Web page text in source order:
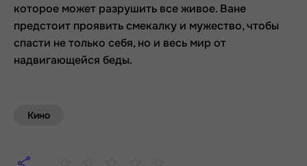
которое может разрушить все живое. Ване
предстоит проявить смекалку и мужество, чтобы
спасти не только себя, но и весь мир от
надвигающейся беды.
Кино